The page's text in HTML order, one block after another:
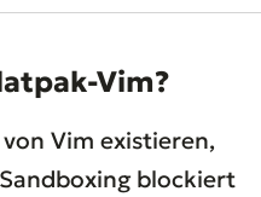
Vim?
Vim existieren,
blockiert